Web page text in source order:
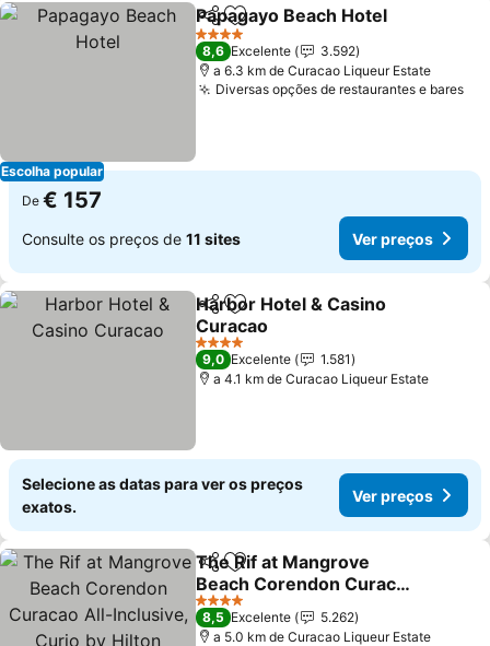
Escolha popular
PartilharAdicionar aos favoritos
Papagayo Beach Hotel
4 Estrelas
8,6 Excelente
3.592
a 6.3 km de Curacao Liqueur Estate
Diversas opções de restaurantes e bares
De € 157
Consulte os preços de 11 sites Ver preços
PartilharAdicionar aos favoritos
Harbor Hotel & Casino
Curacao
Ver preços
4 Estrelas
9,0 Excelente
1.581
a 4.1 km de Curacao Liqueur Estate
Selecione as datas para ver os preços
exatos.
Ver preços
PartilharAdicionar aos favoritos
The Rif at Mangrove
Beach Corendon Curacao
All-Inclusive, Curio by
Hilton
Ver preços
4 Estrelas
8,5 Excelente
5.262
a 5.0 km de Curacao Liqueur Estate